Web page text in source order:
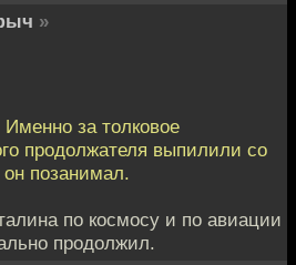
»
за толковое
продолжателя выпилили со
он позанимал.
по космосу и по авиации
продолжил.